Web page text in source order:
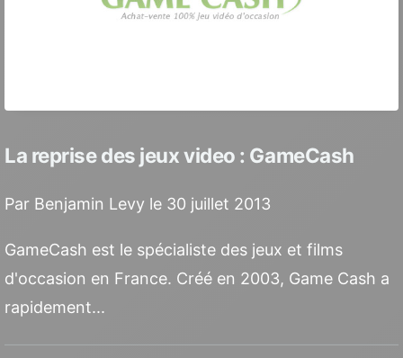
La reprise des jeux video : GameCash
Par Benjamin Levy le 30 juillet 2013
GameCash est le spécialiste des jeux et films
d'occasion en France. Créé en 2003, Game Cash a
rapidement...